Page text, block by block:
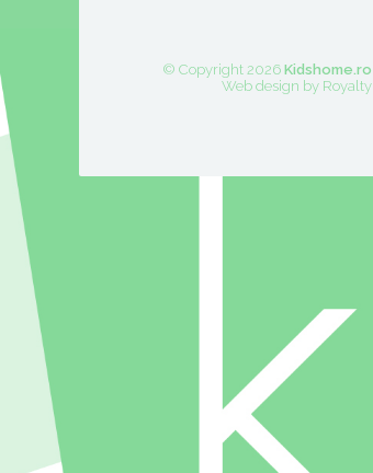
© Copyright 2026Kidshome.ro
Web design by Royalty